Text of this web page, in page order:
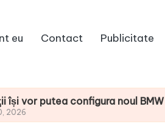
eu Contact Publicitate
noul BMW i3 50 xDrive